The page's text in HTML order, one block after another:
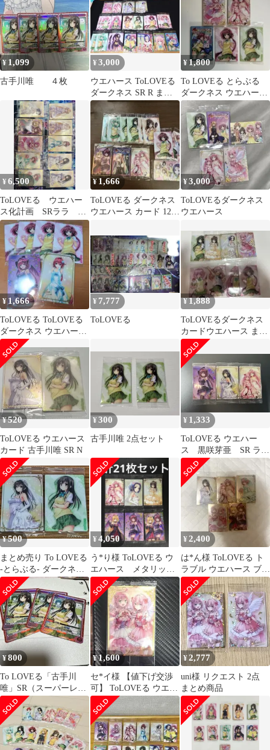
¥ 1,099
古手川唯 ４枚
¥3,000
ウエハース ToLOVEる
ダークネス SR R まと
め売り 唯 モモ 芽亜
¥ 1,800
To LOVEる とらぶる
ダークネス ウエハース
カード SR ララ ナナ
¥6,500
ToLOVEる ウエハー
ス化計画 SRララ ヤ
ミ&メア
¥ 1,666
ToLOVEる ダークネス
ウエハース カード 12枚
¥3,000
ToLOVEるダークネス
ウエハース
¥ 1,666
ToLOVEる ToLOVEる
ダークネス ウエハース
メア SR 等 まとめ
¥ 7,777
ToLOVEる
¥1,888
ToLOVEるダークネス
カードウエハース まと
め売り
¥520
ToLOVEる ウエハース
カード 古手川唯 SR N
¥300
古手川唯 2点セット
¥ 1,333
ToLOVEる ウエハー
ス 黒咲芽亜 SR ラ
ラ ナナ 古手川唯
R 3枚セット
¥500
まとめ売り To LOVEる
-とらぶる- ダークネス
N 5 SR 24
¥4,050
う*り様 ToLOVEる ウ
エハース メタリック
プラカード 21種 セッ
ト
¥2,400
は*ん様 ToLOVEる ト
ラブル ウエハース ブロ
マイド
¥800
To LOVEる「古手川
唯」SR（スーパーレ
ア）４枚セット
¥1,600
セ*イ様 【値下げ交渉
可】 ToLOVEる ウエハ
ース ララ&モモ 美
柑 西園寺
¥2,777
uni様 リクエスト 2点
まとめ商品